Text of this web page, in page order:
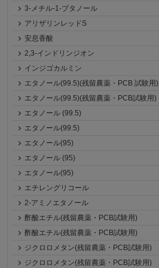
3-メチル-1-ブタノール
アリザリンレッドS
安息香酸
2,3-インドリンジオン
インジゴカルミン
エタノール(99.5)(残留農薬・PCB 試験用)
エタノール(99.5)(残留農薬・PCB試験用)
エタノール (99.5)
エタノール(99.5)
エタノール(95)
エタノール (95)
エタノール(95)
エチレングリコール
2-アミノエタノール
酢酸エチル(残留農薬・PCB試験用)
酢酸エチル(残留農薬・PCB試験用)
ジクロロメタン(残留農薬・PCB試験用)
ジクロロメタン(残留農薬・PCB試験用)